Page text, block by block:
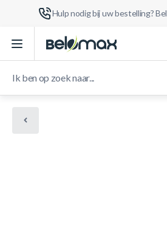
Hulp nodig bij uw bestelling? Bel
Ga naar de inhoud